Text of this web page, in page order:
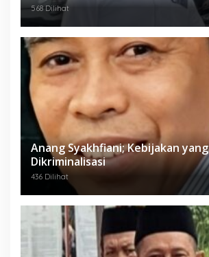
568 Dilihat
Anang Syakhfiani; Kebijakan yang
Dikriminalisasi
436 Dilihat